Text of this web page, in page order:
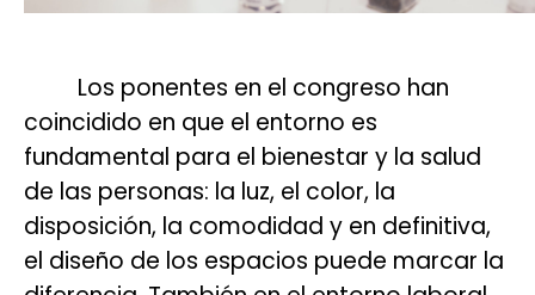
Los ponentes en el congreso han
coincidido en que el entorno es
fundamental para el bienestar y la salud
de las personas: la luz, el color, la
disposición, la comodidad y en definitiva,
el diseño de los espacios puede marcar la